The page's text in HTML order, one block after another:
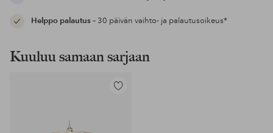
Helppo palautus– 30 päivän vaihto- ja palautusoikeus*
Kuuluu samaan sarjaan
Lisää